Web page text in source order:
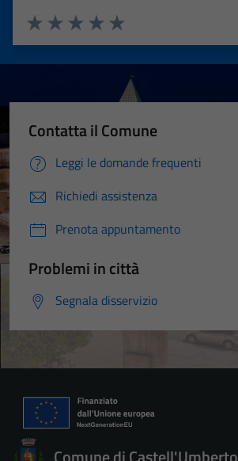
Valuta 5 stelle su 5
Valuta 4 stelle su 5
Valuta 3 stelle su 5
Valuta 2 stelle su 5
Valuta 1 stelle su 5
Contatta il Comune
Leggi le domande frequenti
Richiedi assistenza
Prenota appuntamento
Problemi in città
Segnala disservizio